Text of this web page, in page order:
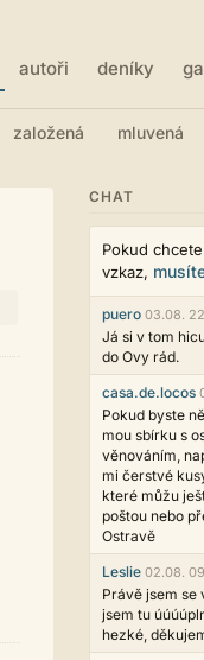
autoři deníky
založená mluvená
CHAT
Pokud
vzkaz,
puero 03.08.
Já si v tom
do Ovy rád.
casa.de.locos
Pokud byste
mou sbírku s
věnováním,
mi čerstvé
které můžu
poštou nebo
Ostravě
Leslie 02.08.
Právě jsem se
jsem tu
hezké,